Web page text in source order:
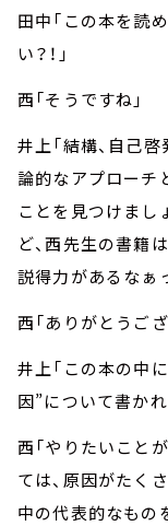
田中「この本を読
い？！」
西「そうですね」
井上「結構、自己
論的なアプローチ
ことを見つけまし
ど、西先生の書籍
説得力があるなぁ
西「ありがとうご
井上「この本の中
因”について書か
西「やりたいこと
ては、原因がたく
中の代表的なも